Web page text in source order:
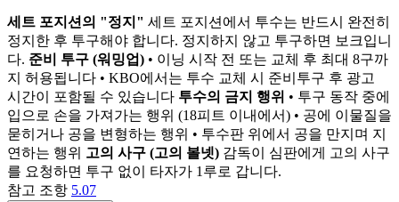
세트 포지션의 "정지" 세트 포지션에서 투수는 반드시 완전히
정지한 후 투구해야 합니다. 정지하지 않고 투구하면 보크입니
다. 준비 투구 (워밍업) • 이닝 시작 전 또는 교체 후 최대 8구까
지 허용됩니다 • KBO에서는 투수 교체 시 준비투구 후 광고
시간이 포함될 수 있습니다 투수의 금지 행위 • 투구 동작 중에
입으로 손을 가져가는 행위 (18피트 이내에서) • 공에 이물질을
묻히거나 공을 변형하는 행위 • 투수판 위에서 공을 만지며 지
연하는 행위 고의 사구 (고의 볼넷) 감독이 심판에게 고의 사구
를 요청하면 투구 없이 타자가 1루로 갑니다.
참고 조항 5.07